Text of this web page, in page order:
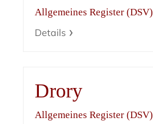
Allgemeines Register (DSV)
Details
Drory
Allgemeines Register (DSV)